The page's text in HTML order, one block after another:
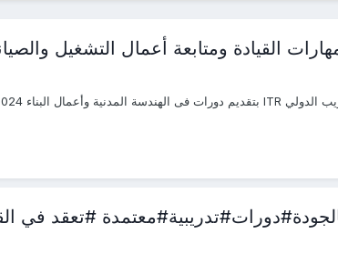
القيادة ومتابعة أعمال التشغيل
#تعقد في